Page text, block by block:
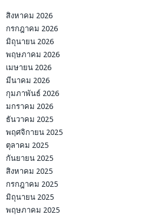
สิงหาคม 2026
กรกฎาคม 2026
มิถุนายน 2026
พฤษภาคม 2026
เมษายน 2026
มีนาคม 2026
กุมภาพันธ์ 2026
มกราคม 2026
ธันวาคม 2025
พฤศจิกายน 2025
ตุลาคม 2025
กันยายน 2025
สิงหาคม 2025
กรกฎาคม 2025
มิถุนายน 2025
พฤษภาคม 2025